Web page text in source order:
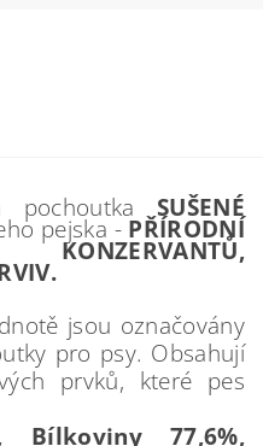
pochoutkaSUŠENÉ
pejska - PŘÍRODNÍ
jsou označovány
pro psy. Obsahují
prvků, které pes
Bílkoviny 77,6%,